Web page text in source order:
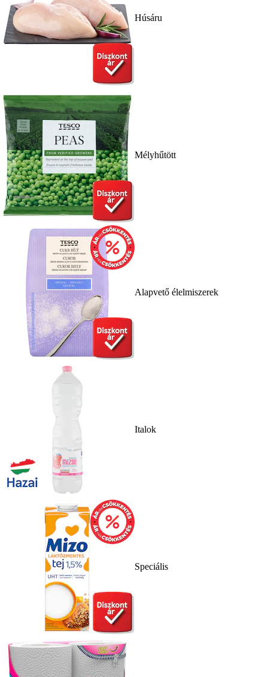
Húsáru
Mélyhűtött
Alapvető élelmiszerek
Italok
Speciális